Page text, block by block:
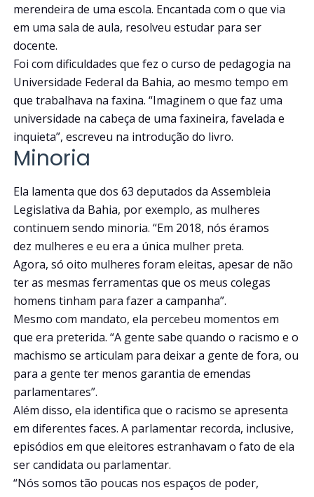
merendeira de uma escola. Encantada com o que via
em uma sala de aula, resolveu estudar para ser
docente.
Foi com dificuldades que fez o curso de pedagogia na
Universidade Federal da Bahia, ao mesmo tempo em
que trabalhava na faxina. “Imaginem o que faz uma
universidade na cabeça de uma faxineira, favelada e
inquieta”, escreveu na introdução do livro.
Minoria
Ela lamenta que dos 63 deputados da Assembleia
Legislativa da Bahia, por exemplo, as mulheres
continuem sendo minoria. “Em 2018, nós éramos
dez mulheres e eu era a única mulher preta.
Agora, só oito mulheres foram eleitas, apesar de não
ter as mesmas ferramentas que os meus colegas
homens tinham para fazer a campanha”.
Mesmo com mandato, ela percebeu momentos em
que era preterida. “A gente sabe quando o racismo e o
machismo se articulam para deixar a gente de fora, ou
para a gente ter menos garantia de emendas
parlamentares”.
Além disso, ela identifica que o racismo se apresenta
em diferentes faces. A parlamentar recorda, inclusive,
episódios em que eleitores estranhavam o fato de ela
ser candidata ou parlamentar.
“Nós somos tão poucas nos espaços de poder,